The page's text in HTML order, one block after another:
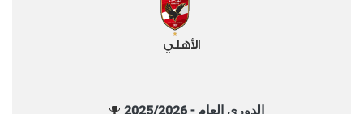
الأهلي
الدوري العام - 2025/2026